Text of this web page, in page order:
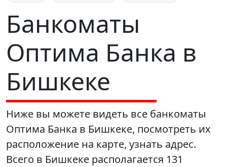
Банкоматы
Оптима Банка в
Бишкеке
Ниже вы можете видеть все банкоматы
Оптима Банка в Бишкеке, посмотреть их
расположение на карте, узнать адрес.
Всего в Бишкеке располагается 131